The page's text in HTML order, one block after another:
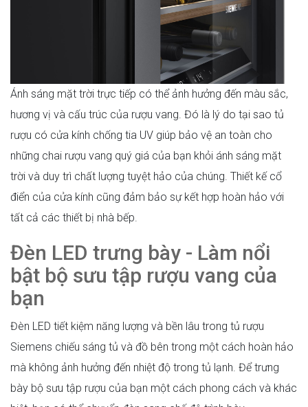
Ánh sáng mặt trời trực tiếp có thể ảnh hưởng đến màu sắc,
hương vị và cấu trúc của rượu vang. Đó là lý do tại sao tủ
rượu có cửa kính chống tia UV giúp bảo vệ an toàn cho
những chai rượu vang quý giá của bạn khỏi ánh sáng mặt
trời và duy trì chất lượng tuyệt hảo của chúng. Thiết kế cổ
điển của cửa kính cũng đảm bảo sự kết hợp hoàn hảo với
tất cả các thiết bị nhà bếp.
Đèn LED trưng bày - Làm nổi
bật bộ sưu tập rượu vang của
bạn
Đèn LED tiết kiệm năng lượng và bền lâu trong tủ rượu
Siemens chiếu sáng tủ và đồ bên trong một cách hoàn hảo
mà không ảnh hưởng đến nhiệt độ trong tủ lạnh. Để trưng
bày bộ sưu tập rượu của bạn một cách phong cách và khác